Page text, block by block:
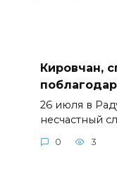
Кировчан,
26 июля в
несчастный
0 3